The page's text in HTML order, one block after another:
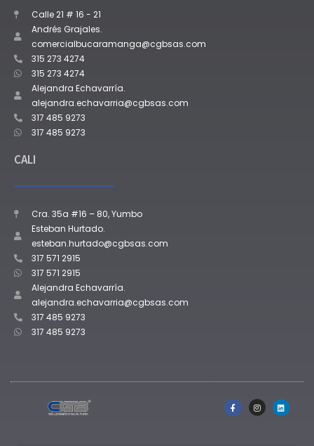
Calle 21 # 16 - 21
Andrés Grajales.
comercialbucaramanga@cgbsas.com
315 273 4274
315 273 4274
Alejandra Echavarría.
alejandra.echavarria@cgbsas.com
317 485 9273
317 485 9273
CALI
Cra. 35a #16 – 80, Yumbo
Esteban Hurtado.
esteban.hurtado@cgbsas.com
317 571 2915
317 571 2915
Alejandra Echavarría.
alejandra.echavarria@cgbsas.com
317 485 9273
317 485 9273